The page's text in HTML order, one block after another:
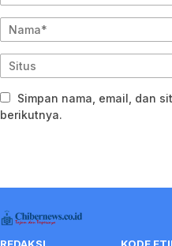
Simpan nama, email, dan
berikutnya.